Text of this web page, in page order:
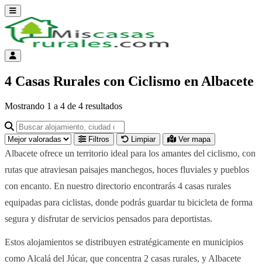
Abrir menú
Menú de cuenta
4 Casas Rurales con Ciclismo en Albacete
Mostrando 1 a 4 de 4 resultados
Buscar alojamiento, ciudad o provincia para ir a su página
Filtros Limpiar Ver mapa
Albacete ofrece un territorio ideal para los amantes del ciclismo, con
rutas que atraviesan paisajes manchegos, hoces fluviales y pueblos
con encanto. En nuestro directorio encontrarás 4 casas rurales
equipadas para ciclistas, donde podrás guardar tu bicicleta de forma
segura y disfrutar de servicios pensados para deportistas.
Estos alojamientos se distribuyen estratégicamente en municipios
como Alcalá del Júcar, que concentra 2 casas rurales, y Albacete